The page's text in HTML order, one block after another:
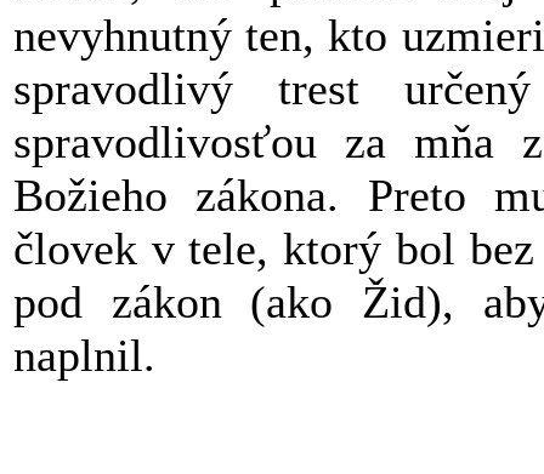
nevyhnutný ten, kto
spravodlivý trest
spravodlivosťou za mňa
Božieho zákona. Preto
človek v tele, ktorý bol
pod zákon (ako Žid),
naplnil.